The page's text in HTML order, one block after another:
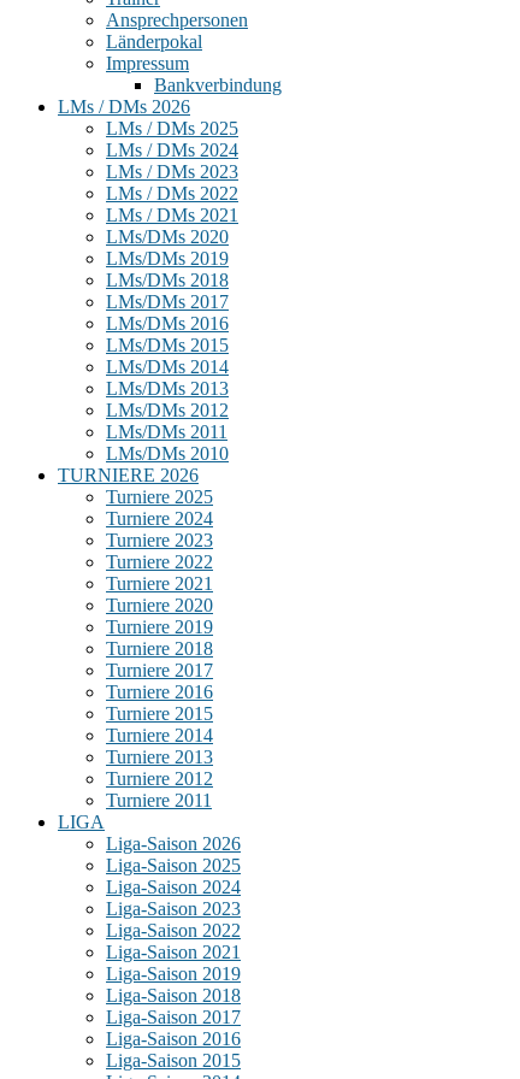
Ansprechpersonen
Länderpokal
Impressum
Bankverbindung
LMs / DMs 2026
LMs / DMs 2025
LMs / DMs 2024
LMs / DMs 2023
LMs / DMs 2022
LMs / DMs 2021
LMs/DMs 2020
LMs/DMs 2019
LMs/DMs 2018
LMs/DMs 2017
LMs/DMs 2016
LMs/DMs 2015
LMs/DMs 2014
LMs/DMs 2013
LMs/DMs 2012
LMs/DMs 2011
LMs/DMs 2010
TURNIERE 2026
Turniere 2025
Turniere 2024
Turniere 2023
Turniere 2022
Turniere 2021
Turniere 2020
Turniere 2019
Turniere 2018
Turniere 2017
Turniere 2016
Turniere 2015
Turniere 2014
Turniere 2013
Turniere 2012
Turniere 2011
LIGA
Liga-Saison 2026
Liga-Saison 2025
Liga-Saison 2024
Liga-Saison 2023
Liga-Saison 2022
Liga-Saison 2021
Liga-Saison 2019
Liga-Saison 2018
Liga-Saison 2017
Liga-Saison 2016
Liga-Saison 2015